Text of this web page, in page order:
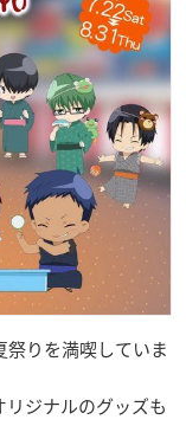
りを満喫していま
ジナルのグッズも